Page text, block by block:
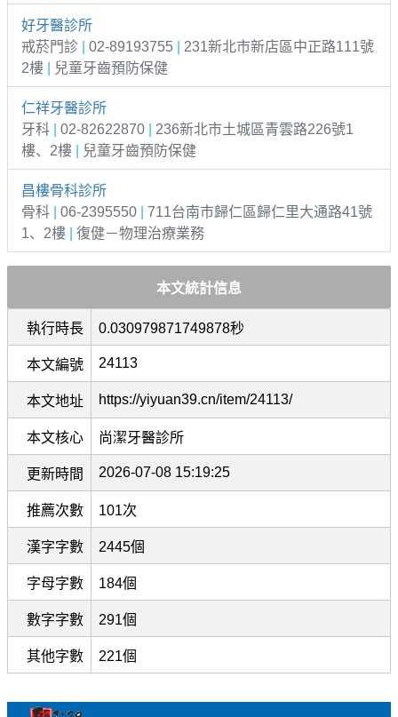
好牙醫診所
戒菸門診
02-89193755
231新北市新店區中正路111號
2樓
兒童牙齒預防保健
仁祥牙醫診所
牙科
02-82622870
236新北市土城區青雲路226號1
樓、2樓
兒童牙齒預防保健
昌樓骨科診所
骨科
06-2395550
711台南市歸仁區歸仁里大通路41號
1、2樓
復健－物理治療業務
本文統計信息
執行時長 0.030979871749878秒
本文編號 24113
本文地址 https://yiyuan39.cn/item/24113/
本文核心 尚潔牙醫診所
更新時間 2026-07-08 15:19:25
推薦次數 101次
漢字字數 2445個
字母字數 184個
數字字數 291個
其他字數 221個